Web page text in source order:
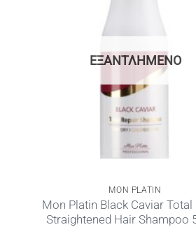
ΕΞΑΝΤΛΗΜΈΝΟ
MON PLATIN
Mon Platin Black Caviar Total
Straightened Hair Shampoo